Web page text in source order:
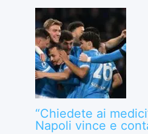
“Chiedete ai
Napoli vince e